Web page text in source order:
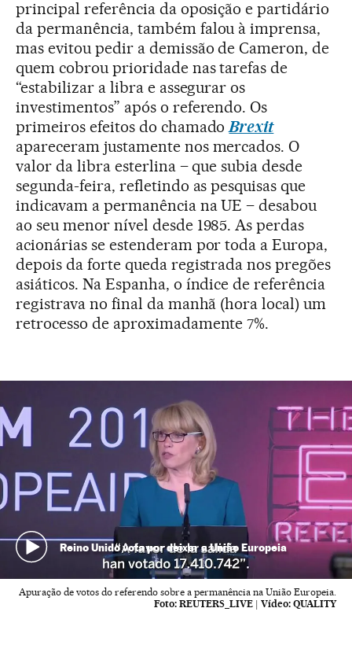
principal referência da oposição e partidário
da permanência, também falou à imprensa,
mas evitou pedir a demissão de Cameron, de
quem cobrou prioridade nas tarefas de
“estabilizar a libra e assegurar os
investimentos” após o referendo. Os
primeiros efeitos do chamadoBrexit
apareceram justamente nos mercados. O
valor da libra esterlina – que subia desde
segunda-feira, refletindo as pesquisas que
indicavam a permanência na UE – desabou
ao seu menor nível desde 1985. As perdas
acionárias se estenderam por toda a Europa,
depois da forte queda registrada nos pregões
asiáticos. Na Espanha, o índice de referência
registrava no final da manhã (hora local) um
retrocesso de aproximadamente 7%.
Reino Unido vota por deixar a União Europeia
Apuração de votos do referendo sobre a permanência na União Europeia.
Foto: REUTERS_LIVE | Vídeo: QUALITY